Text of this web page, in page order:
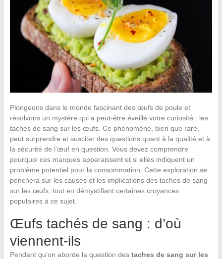
Plongeons dans le monde fascinant des œufs de poule et
résolvons un mystère qui a peut-être éveillé votre curiosité : les
taches de sang sur les œufs. Ce phénomène, bien que rare,
peut surprendre et susciter des questions quant à la qualité et à
la sécurité de l’œuf en question. Vous devez comprendre
pourquoi ces marques apparaissent et si elles indiquent un
problème potentiel pour la consommation. Cette exploration se
penchera sur les causes et les implications des taches de sang
sur les œufs, tout en démystifiant certaines croyances
populaires à ce sujet.
Œufs tachés de sang : d’où
viennent-ils
Pendant qu’on aborde la question des taches de sang sur les